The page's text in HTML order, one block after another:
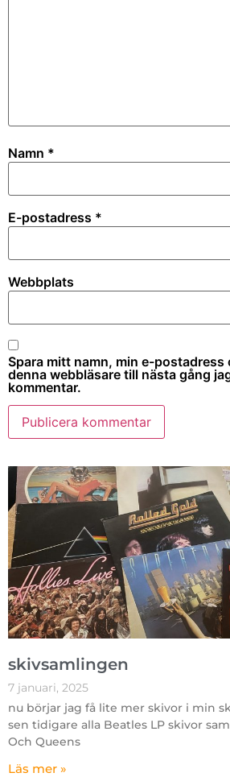
Namn *
E-postadress *
Webbplats
Spara mitt namn, min e-postadress
denna webbläsare till nästa gång
kommentar.
skivsamlingen
7 januari, 2025
nu börjar jag få lite mer skivor i min
sen tidigare alla Beatles LP skivor
Och Queens
Läs mer »